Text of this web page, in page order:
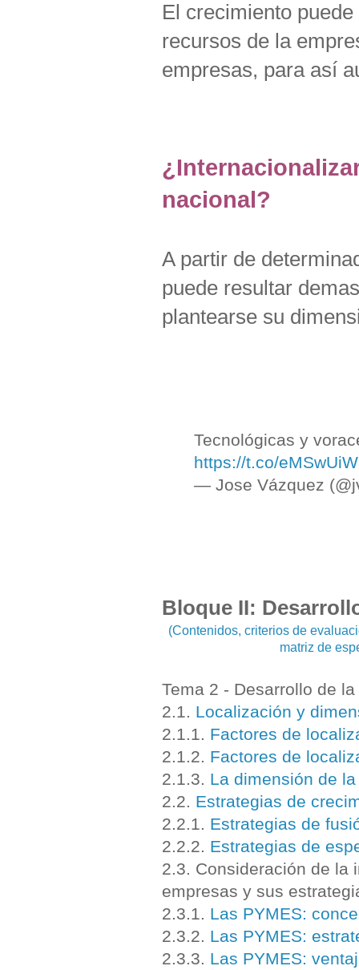
El crecimiento
recursos de la
empresas, para así
nacional?
A partir de
puede resultar
plantearse su
Tecnológicas y
https://t.co/
— Jose Vázquez
Bloque II:
(Contenidos, criterios de
matriz de
Tema 2 - Desarrollo de
2.1. Localización y
2.1.1. Factores de
2.1.2. Factores de
2.1.3. La dimensión de
2.2. Estrategias de
2.2.1. Estrategias de
2.2.2. Estrategias de
2.3. Consideración de la
empresas y sus
2.3.1. Las PYMES:
2.3.2. Las PYMES:
2.3.3. Las PYMES: